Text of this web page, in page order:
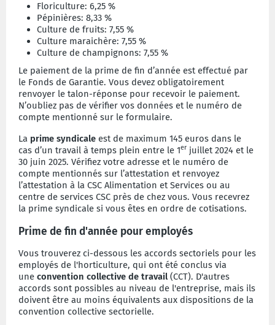
Floriculture: 6,25 %
Pépinières: 8,33 %
Culture de fruits: 7,55 %
Culture maraichère: 7,55 %
Culture de champignons: 7,55 %
Le paiement de la prime de fin d’année est effectué par
le Fonds de Garantie. Vous devez obligatoirement
renvoyer le talon-réponse pour recevoir le paiement.
N’oubliez pas de vérifier vos données et le numéro de
compte mentionné sur le formulaire.
La prime syndicale est de maximum 145 euros dans le
cas d’un travail à temps plein entre le 1er juillet 2024 et le
30 juin 2025. Vérifiez votre adresse et le numéro de
compte mentionnés sur l’attestation et renvoyez
l’attestation à la CSC Alimentation et Services ou au
centre de services CSC près de chez vous. Vous recevrez
la prime syndicale si vous êtes en ordre de cotisations.
Prime de fin d'année pour employés
Vous trouverez ci-dessous les accords sectoriels pour les
employés de l'horticulture, qui ont été conclus via
une convention collective de travail(CCT). D'autres
accords sont possibles au niveau de l'entreprise, mais ils
doivent être au moins équivalents aux dispositions de la
convention collective sectorielle.